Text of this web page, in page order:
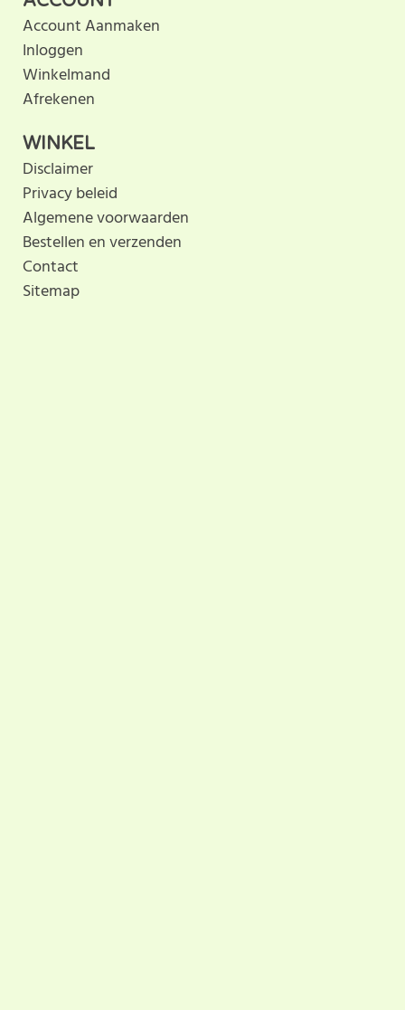
Account Aanmaken
Inloggen
Winkelmand
Afrekenen
WINKEL
Disclaimer
Privacy beleid
Algemene voorwaarden
Bestellen en verzenden
Contact
Sitemap